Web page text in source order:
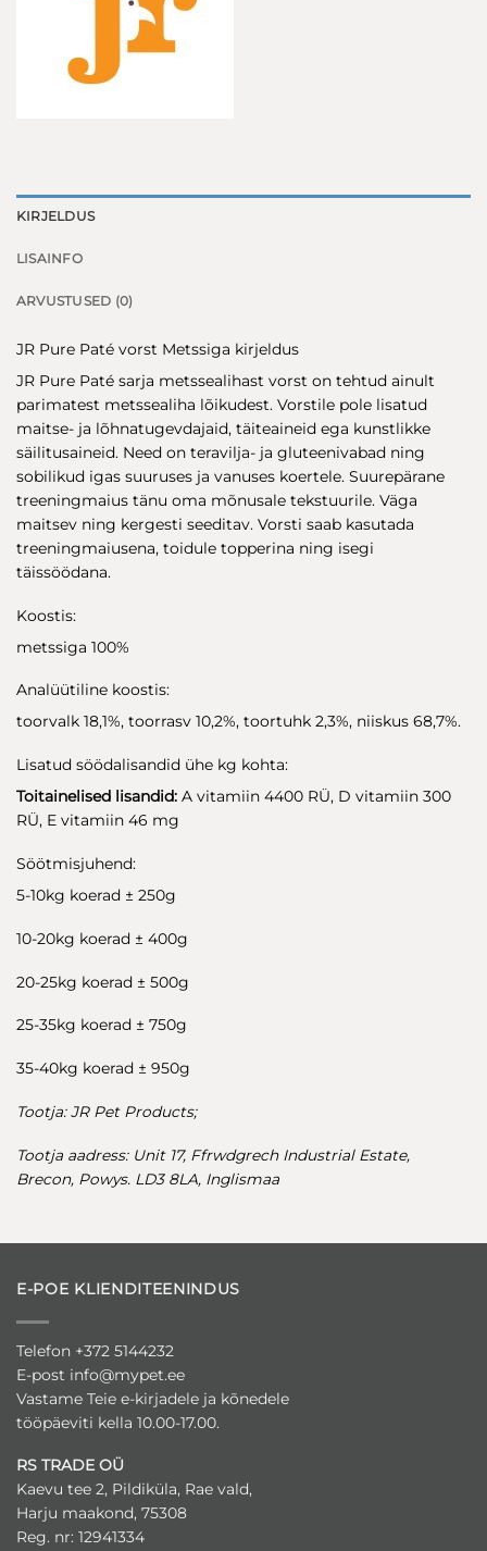
KIRJELDUS
LISAINFO
ARVUSTUSED (0)
JR Pure Paté vorst Metssiga kirjeldus
JR Pure Paté sarja metssealihast vorst on tehtud ainult
parimatest metssealiha lõikudest. Vorstile pole lisatud
maitse- ja lõhnatugevdajaid, täiteaineid ega kunstlikke
säilitusaineid. Need on teravilja- ja gluteenivabad ning
sobilikud igas suuruses ja vanuses koertele. Suurepärane
treeningmaius tänu oma mõnusale tekstuurile. Väga
maitsev ning kergesti seeditav. Vorsti saab kasutada
treeningmaiusena, toidule topperina ning isegi
täissöödana.
Koostis:
metssiga 100%
Analüütiline koostis:
toorvalk 18,1%, toorrasv 10,2%, toortuhk 2,3%, niiskus 68,7%.
Lisatud söödalisandid ühe kg kohta:
Toitainelised lisandid: A vitamiin 4400 RÜ, D vitamiin 300
RÜ, E vitamiin 46 mg
Söötmisjuhend:
5-10kg koerad ± 250g
10-20kg koerad ± 400g
20-25kg koerad ± 500g
25-35kg koerad ± 750g
35-40kg koerad ± 950g
Tootja: JR Pet Products;
Tootja aadress: Unit 17, Ffrwdgrech Industrial Estate,
Brecon, Powys. LD3 8LA, Inglismaa
E-POE KLIENDITEENINDUS
Telefon +372 5144232
E-post info@mypet.ee
Vastame Teie e-kirjadele ja kõnedele
tööpäeviti kella 10.00-17.00.
RS TRADE OÜ
Kaevu tee 2, Pildiküla, Rae vald,
Harju maakond, 75308
Reg. nr: 12941334